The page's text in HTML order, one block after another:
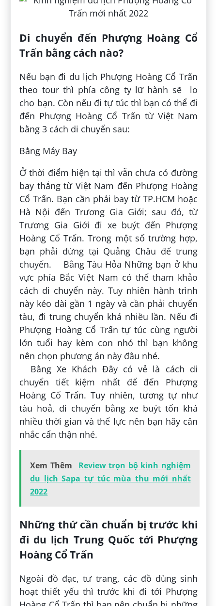
Di chuyển đến Phượng Hoàng Cổ
Trấn bằng cách nào?
Nếu bạn đi du lịch Phượng Hoàng Cổ Trấn
theo tour thì phía công ty lữ hành sẽ lo
cho bạn. Còn nếu đi tự túc thì bạn có thể đi
đến Phượng Hoàng Cổ Trấn từ Việt Nam
bằng 3 cách di chuyển sau:
Bằng Máy Bay
Ở thời điểm hiện tại thì vẫn chưa có đường
bay thẳng từ Việt Nam đến Phượng Hoàng
Cổ Trấn. Bạn cần phải bay từ TP.HCM hoặc
Hà Nội đến Trương Gia Giới; sau đó, từ
Trương Gia Giới đi xe buýt đến Phượng
Hoàng Cổ Trấn. Trong một số trường hợp,
bạn phải dừng tại Quảng Châu để trung
chuyển. Bằng Tàu Hỏa Những bạn ở khu
vực phía Bắc Việt Nam có thể tham khảo
cách di chuyển này. Tuy nhiên hành trình
này kéo dài gần 1 ngày và cần phải chuyển
tàu, đi trung chuyển khá nhiều lần. Nếu đi
Phượng Hoàng Cổ Trấn tự túc cùng người
lớn tuổi hay kèm con nhỏ thì bạn không
nên chọn phương án này đâu nhé.
Bằng Xe Khách Đây có vẻ là cách di
chuyển tiết kiệm nhất để đến Phượng
Hoàng Cổ Trấn. Tuy nhiên, tương tự như
tàu hoả, di chuyển bằng xe buýt tốn khá
nhiều thời gian và thể lực nên bạn hãy cân
nhắc cẩn thận nhé.
Xem Thêm
Review trọn bộ kinh nghiệm
du lịch Sapa tự túc mùa thu mới nhất
2022
Những thứ cần chuẩn bị trước khi
đi du lịch Trung Quốc tới Phượng
Hoàng Cổ Trấn
Ngoài đồ đạc, tư trang, các đồ dùng sinh
hoạt thiết yếu thì trước khi đi tới Phượng